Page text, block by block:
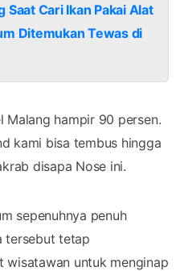
Saat Cari Ikan Pakai Alat
Ditemukan Tewas di
Malang hampir 90 persen.
kami bisa tembus hingga
disapa Nose ini.
sepenuhnya penuh
tersebut tetap
wisatawan untuk menginap